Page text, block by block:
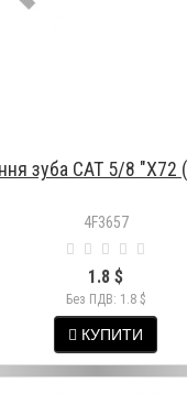
зуба CAT 5/8 "X72
4F3657
1.8 $
Без ПДВ: 1.8 $
КУПИТИ